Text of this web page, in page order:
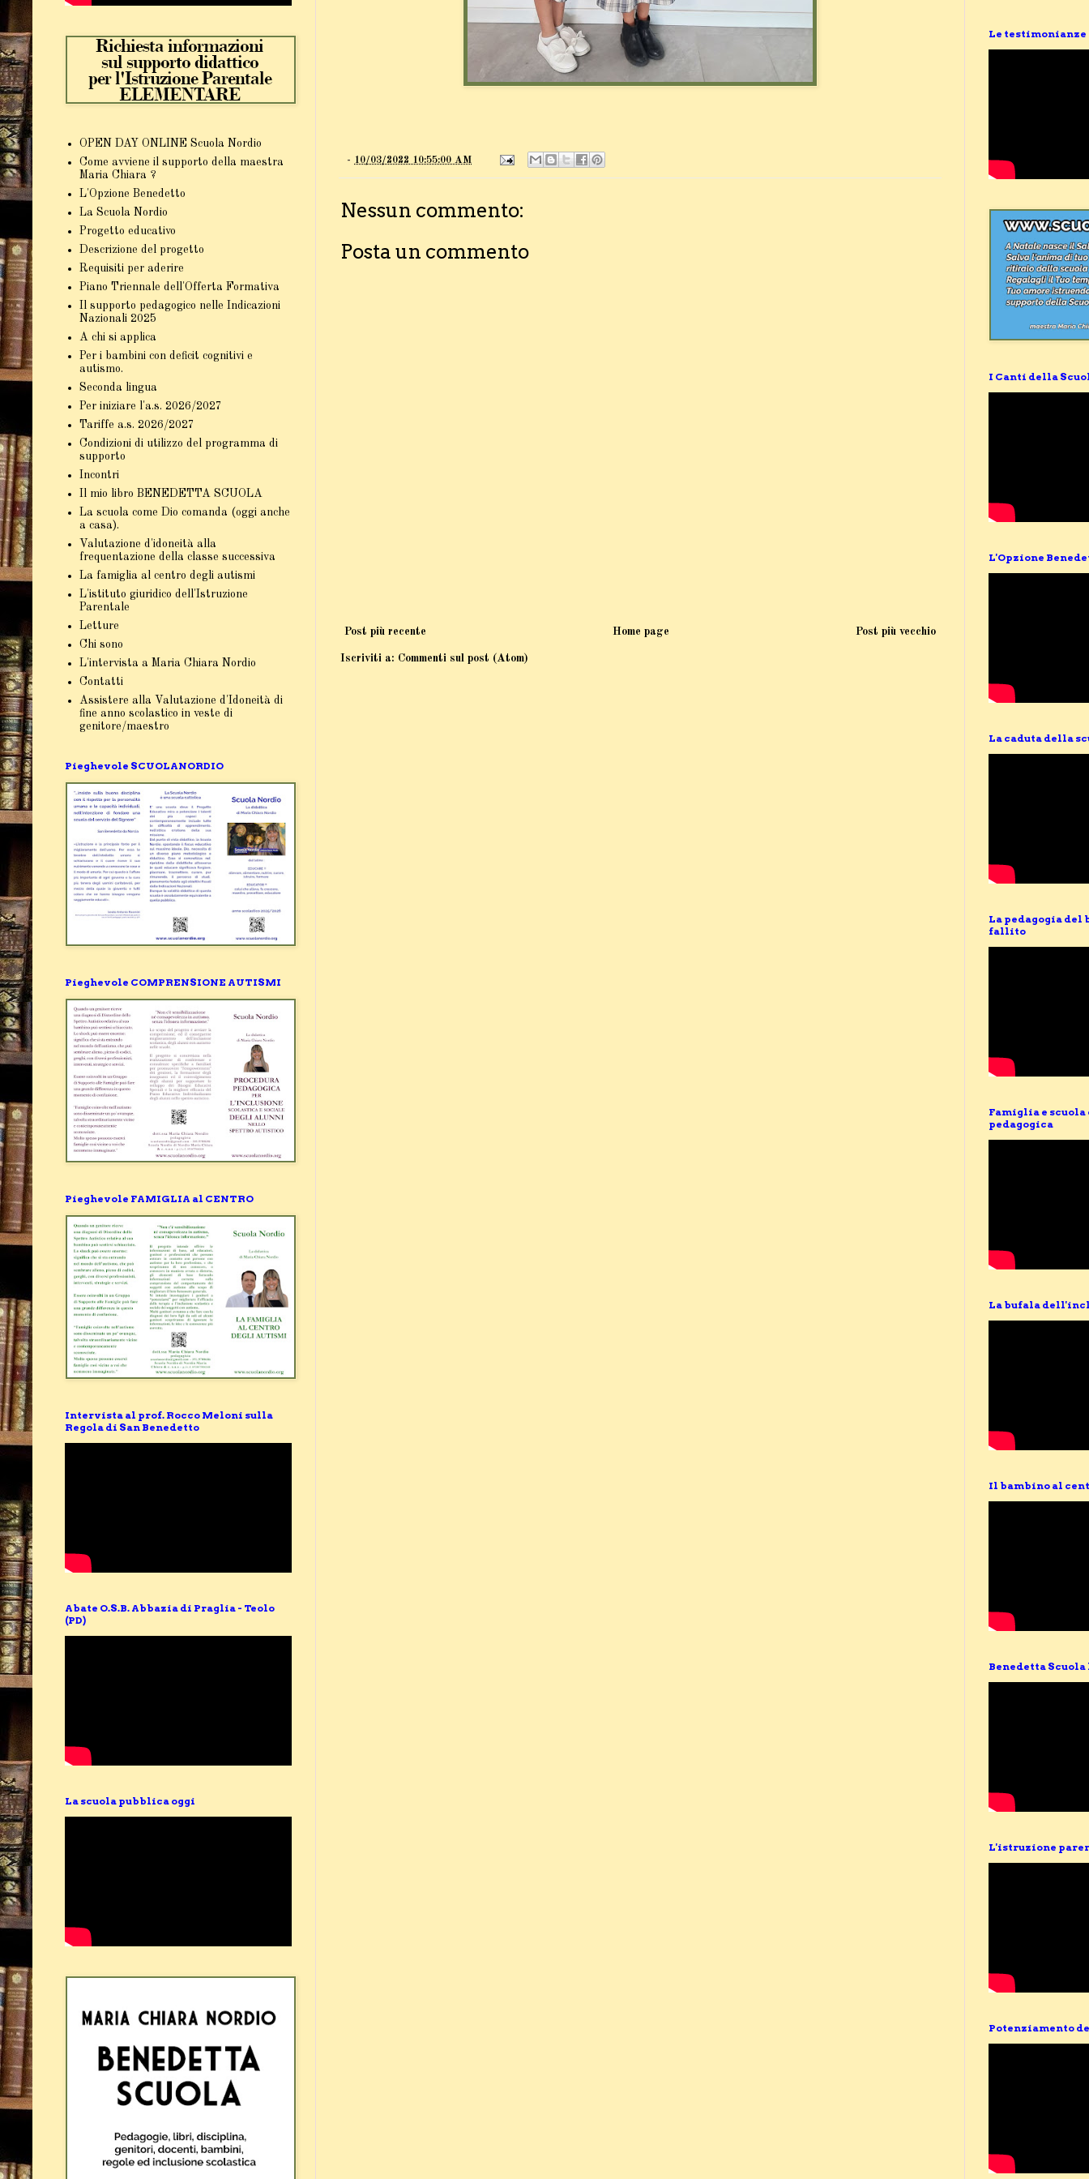
- 10/03/2022 10:55:00 AM
Nessun commento:
Posta un commento
Post più recente Post più vecchio
Home page
Iscriviti a: Commenti sul post (Atom)
OPEN DAY ONLINE Scuola Nordio
Come avviene il supporto della maestra
Maria Chiara ?
L'Opzione Benedetto
La Scuola Nordio
Progetto educativo
Descrizione del progetto
Requisiti per aderire
Piano Triennale dell'Offerta Formativa
Il supporto pedagogico nelle Indicazioni
Nazionali 2025
A chi si applica
Per i bambini con deficit cognitivi e
autismo.
Seconda lingua
Per iniziare l'a.s. 2026/2027
Tariffe a.s. 2026/2027
Condizioni di utilizzo del programma di
supporto
Incontri
Il mio libro BENEDETTA SCUOLA
La scuola come Dio comanda (oggi anche
a casa).
Valutazione d'idoneità alla
frequentazione della classe successiva
La famiglia al centro degli autismi
L'istituto giuridico dell'Istruzione
Parentale
Letture
Chi sono
L'intervista a Maria Chiara Nordio
Contatti
Assistere alla Valutazione d'Idoneità di
fine anno scolastico in veste di
genitore/maestro
Pieghevole SCUOLANORDIO
Pieghevole COMPRENSIONE AUTISMI
Pieghevole FAMIGLIA al CENTRO
Intervista al prof. Rocco Meloni sulla
Regola di San Benedetto
Abate O.S.B. Abbazia di Praglia - Teolo
(PD)
La scuola pubblica oggi
Le testimonianze
I Canti della
L'Opzione
La caduta della
La pedagogia del
fallito
Famiglia e
pedagogica
La bufala
Il bambino al
Benedetta
L'istruzione
Potenziamento